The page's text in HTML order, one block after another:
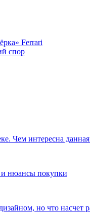
Ferrari
спор
Чем интересна
и нюансы покупки
но что насчет